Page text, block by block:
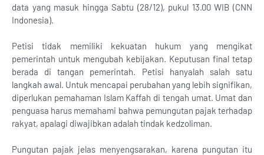
data yang masuk hingga Sabtu (28/12), pukul 13.00 WIB (CNN
Indonesia).
Petisi tidak memiliki kekuatan hukum yang mengikat
pemerintah untuk mengubah kebijakan. Keputusan final tetap
berada di tangan pemerintah. Petisi hanyalah salah satu
langkah awal. Untuk mencapai perubahan yang lebih signifikan,
diperlukan pemahaman Islam Kaffah di tengah umat. Umat dan
penguasa harus memahami bahwa pemungutan pajak terhadap
rakyat, apalagi diwajibkan adalah tindak kedzoliman.
Pungutan pajak jelas menyengsarakan, karena pungutan itu